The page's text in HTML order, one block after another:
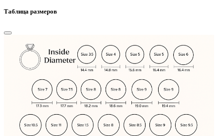
Таблица размеров